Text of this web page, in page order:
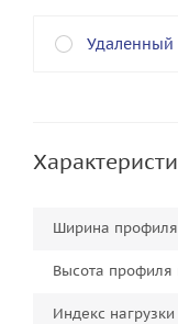
Удаленный
Ширина
Высота
Индекс нагрузки